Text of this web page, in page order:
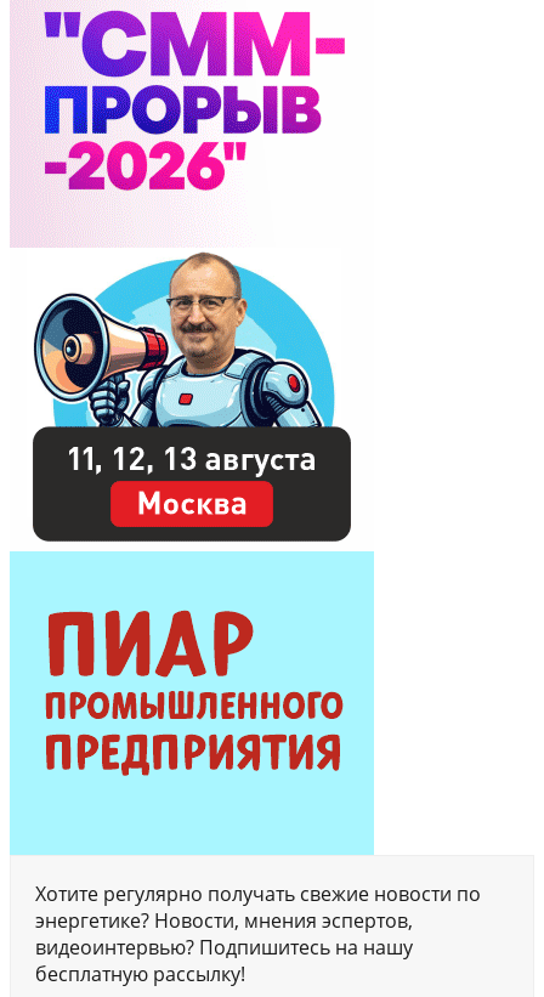
Хотите регулярно получать свежие новости по
энергетике? Новости, мнения эспертов,
видеоинтервью? Подпишитесь на нашу
бесплатную рассылку!